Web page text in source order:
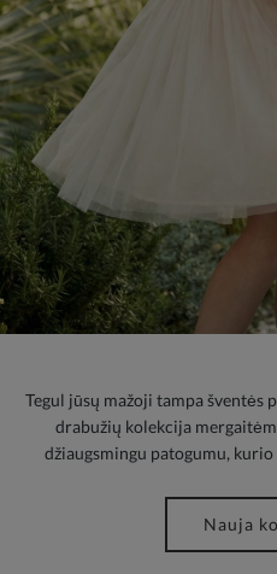
Tegul jūsų mažoji tampa šventės
drabužių kolekcija
džiaugsmingu patogumu,
Nauja